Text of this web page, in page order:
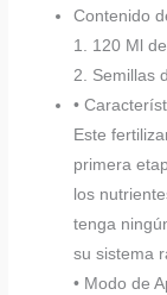
Contenido
1. 120 Ml
2. Semillas
•
Este
primera
los
tenga
su sistema
• Modo de